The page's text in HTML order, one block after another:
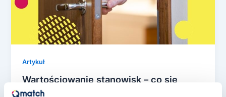
Artykuł
Wartościowanie stanowisk – co się
dzieje, gdy robi je tylko HR?